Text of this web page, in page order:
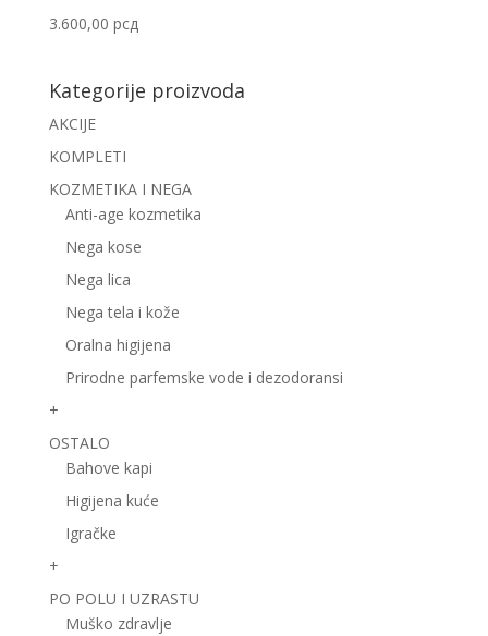
3.600,00 рсд
Kategorije proizvoda
AKCIJE
KOMPLETI
KOZMETIKA I NEGA
Anti-age kozmetika
Nega kose
Nega lica
Nega tela i kože
Oralna higijena
Prirodne parfemske vode i dezodoransi
+
OSTALO
Bahove kapi
Higijena kuće
Igračke
+
PO POLU I UZRASTU
Muško zdravlje